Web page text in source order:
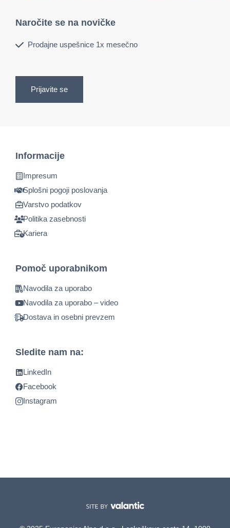
Naročite se na novičke
Prodajne uspešnice 1x mesečno
Prijavite se
Informacije
Impresum
Splošni pogoji poslovanja
Varstvo podatkov
Politika zasebnosti
Kariera
Pomoč uporabnikom
Navodila za uporabo
Navodila za uporabo – video
Dostava in osebni prevzem
Sledite nam na:
LinkedIn
Facebook
Instagram